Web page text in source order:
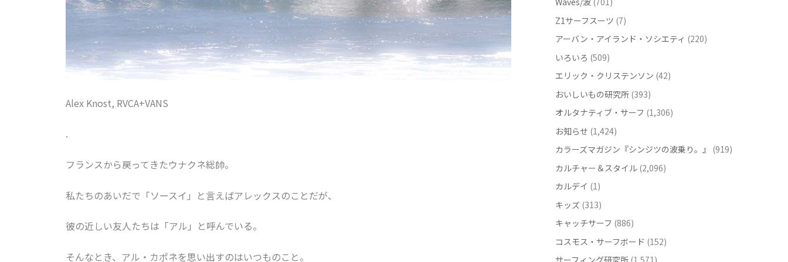
Alex Knost, RVCA+VANS
.
フランスから戻ってきたウナクネ総帥。
私たちのあいだで「ソースイ」と言えばアレックスのことだが、
彼の近しい友人たちは「アル」と呼んでいる。
そんなとき、アル・カポネを思い出すのはいつものこと。
Z1サーフスーツ (7)
アーバン・アイランド・ソシエティ (220)
いろいろ (509)
エリック・クリステンソン (42)
おいしいもの研究所 (393)
オルタナティブ・サーフ (1,306)
お知らせ (1,424)
カラーズマガジン『シンジツの波乗り。』 (919)
カルチャー＆スタイル (2,096)
カルデイ (1)
キッズ (313)
キャッチサーフ (886)
コスモス・サーフボード (152)